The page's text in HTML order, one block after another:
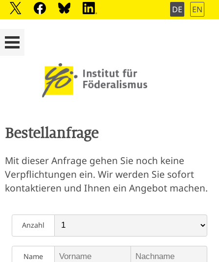
DE EN
Bestellanfrage
Mit dieser Anfrage gehen Sie noch keine
Verpflichtungen ein. Wir werden Sie sofort
kontaktieren und Ihnen ein Angebot machen.
Anzahl
Name